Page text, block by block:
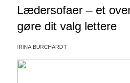
Lædersofaer – et
gøre dit valg lettere
IRINA BURCHARDT